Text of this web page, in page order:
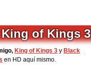
King of Kings 3
King of Kings 3 y Black
en HD aquí mismo.